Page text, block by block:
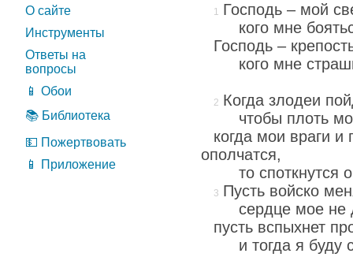
О сайте
Инструменты
Ответы на
вопросы
📱 Обои
📚 Библиотека
💵 Пожертвовать
📱 Приложение
Господь – мой
кого мне
Господь –
кого мне
Когда злодеи
чтобы плоть
когда мои враги и
ополчатся,
то споткнутся
Пусть войско
сердце мое не
пусть вспыхнет
и тогда я буду